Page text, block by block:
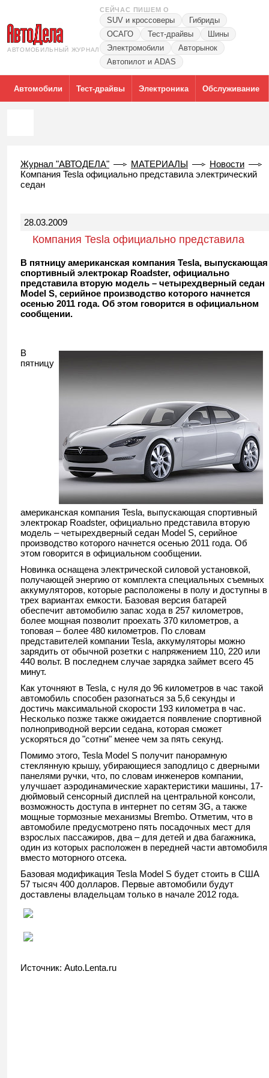
АВТОМОБИЛЬНЫЙ ЖУРНАЛ
СЕЙЧАС ПИШЕМ О
SUV и кроссоверы
Гибриды
ОСАГО
Тест-драйвы
Шины
Электромобили
Авторынок
Автопилот и ADAS
Автомобили Тест-драйвы Электроника Обслуживание
Журнал "АВТОДЕЛА" МАТЕРИАЛЫ
Новости
Компания Tesla официально представила электрический
седан
28.03.2009
Компания Tesla официально представила
В пятницу американская компания Tesla, выпускающая
спортивный электрокар Roadster, официально
представила вторую модель – четырехдверный седан
Model S, серийное производство которого начнется
осенью 2011 года. Об этом говорится в официальном
сообщении.
В
пятницу
американская компания Tesla, выпускающая спортивный
электрокар Roadster, официально представила вторую
модель – четырехдверный седан Model S, серийное
производство которого начнется осенью 2011 года. Об
этом говорится в официальном сообщении.
Новинка оснащена электрической силовой установкой,
получающей энергию от комплекта специальных съемных
аккумуляторов, которые расположены в полу и доступны в
трех вариантах емкости. Базовая версия батарей
обеспечит автомобилю запас хода в 257 километров,
более мощная позволит проехать 370 километров, а
топовая – более 480 километров. По словам
представителей компании Tesla, аккумуляторы можно
зарядить от обычной розетки с напряжением 110, 220 или
440 вольт. В последнем случае зарядка займет всего 45
минут.
Как уточняют в Tesla, с нуля до 96 километров в час такой
автомобиль способен разогнаться за 5,6 секунды и
достичь максимальной скорости 193 километра в час.
Несколько позже также ожидается появление спортивной
полноприводной версии седана, которая сможет
ускоряться до "сотни" менее чем за пять секунд.
Помимо этого, Tesla Model S получит панорамную
стеклянную крышу, убирающиеся заподлицо с дверными
панелями ручки, что, по словам инженеров компании,
улучшает аэродинамические характеристики машины, 17-
дюймовый сенсорный дисплей на центральной консоли,
возможность доступа в интернет по сетям 3G, а также
мощные тормозные механизмы Brembo. Отметим, что в
автомобиле предусмотрено пять посадочных мест для
взрослых пассажиров, два – для детей и два багажника,
один из которых расположен в передней части автомобиля
вместо моторного отсека.
Базовая модификация Tesla Model S будет стоить в США
57 тысяч 400 долларов. Первые автомобили будут
доставлены владельцам только в начале 2012 года.
Источник: Auto.Lenta.ru